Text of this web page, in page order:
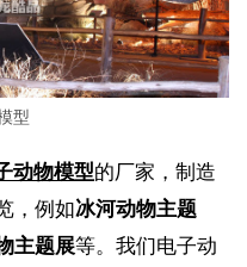
型
动物模型的厂家，制造
，例如冰河动物主题
主题展等。我们电子动